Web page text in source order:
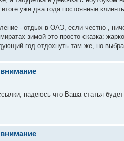
уже два года постоянные
- отдых в ОАЭ, если честно ,
зимой это просто сказка:
год отдохнуть там же, но
надеюсь что Ваша статья будет